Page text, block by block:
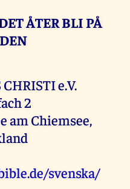
ÅTER BLI PÅ
e.V.
2
am Chiemsee,
svenska/